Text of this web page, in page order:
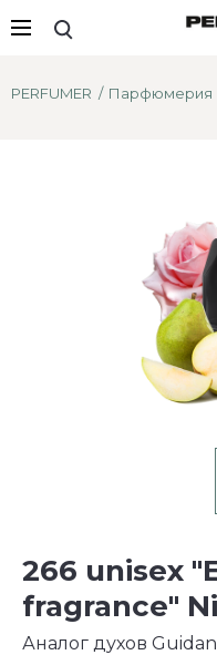
PERFUMER Парфюмерия
266 unisex
fragrance"
Аналог духов